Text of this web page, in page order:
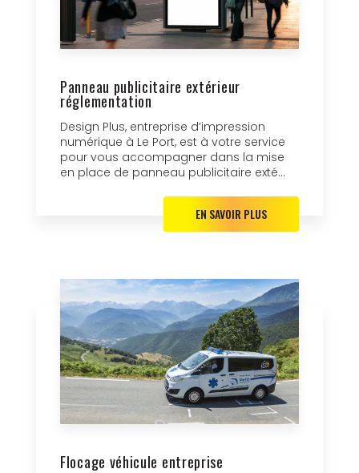
Panneau publicitaire extérieur
réglementation
Design Plus, entreprise d’impression
numérique à Le Port, est à votre service
pour vous accompagner dans la mise
en place de panneau publicitaire exté...
EN SAVOIR PLUS
Flocage véhicule entreprise